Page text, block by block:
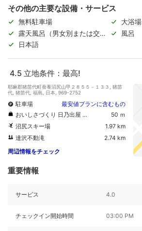
その他の主要な設備・サービス
無料駐車場
大浴場
露天風呂（男女別または交代
制）
風呂
日本語
4.5 立地条件：最高!
耶麻郡猪苗代町蚕養沼尻山甲２８５５－１３３, 猪苗
代, 猪苗代, 福島, 日本, 969-2752
駐車場
最安値プランに含むもの
おいしさづくり 日乃出屋 和菓子舗
50 ｍ
沼尻スキー場
1.97 km
達沢不動滝
2.74 km
周辺情報をチェック
重要情報
サービス 4.0
チェックイン開始時間 03:00 PM